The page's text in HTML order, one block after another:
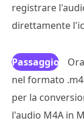
registrare
direttamente
Passaggio
3
nel formato
per la
l'audio M4A in